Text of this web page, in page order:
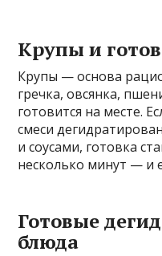
Крупы и
Крупы — основа
гречка, овсянка,
готовится на месте.
смеси
и соусами, готовка
несколько минут — и
Готовые
блюда